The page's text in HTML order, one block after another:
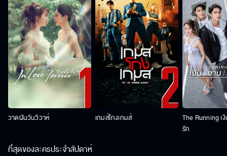
วาดฝันวันวิวาห์ เกมส์โกงเกมส์
The Running เ
รัก
ที่สุดของละครประจำสัปดาห์